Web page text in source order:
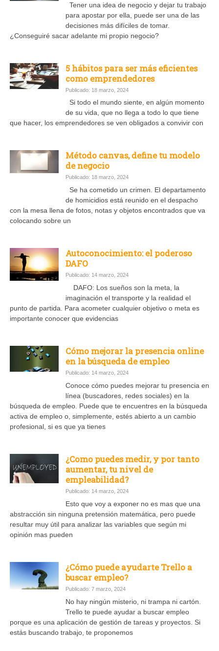
Tener una idea de negocio y dejar tu trabajo
para apostar por ella, puede ser una de las
decisiones más difíciles de tomar.
¿Conseguiré sacar adelante mi propio negocio?
5 hábitos para ser más eficientes
como emprendedores
Publicado: 18 marzo, 2024
Si todo el mundo siente, en algún momento
de su vida, que no llega a todo lo que tiene
que hacer, los emprendedores se ven obligados a convivir con
Método canvas, define tu modelo
de negocio
Publicado: 18 marzo, 2024
Se ha cometido un crimen. El departamento
de homicidios está reunido en el despacho
con la mesa llena de fotos, notas y objetos encontrados que va
colocando sobre un
Autoconocimiento: el poderoso
DAFO
Publicado: 14 marzo, 2024
DAFO: Los sueños son la meta, la
imaginación el transporte y la realidad el
punto de partida. Para acometer cualquier objetivo o meta es
importante conocer que evidencias
Cómo mejorar la presencia online
en la búsqueda de empleo
Publicado: 14 marzo, 2024
Conoce cómo puedes mejorar tu presencia en
línea (buscadores, redes sociales) en la
búsqueda de empleo. Puede que te encuentres en la búsqueda
activa de empleo o, simplemente, estés abierto a un cambio
profesional, si es que ya tienes
¿Como puedes medir, y por tanto
aumentar, tu nivel de
empleabilidad?
Publicado: 14 marzo, 2024
Esto que voy a exponer no es mas que una
abstracción sin ninguna pretensión matemática, pero puede
resultar muy útil para analizar las variables que según mi
opinión mas pueden
¿Cómo puede ayudarte Trello a
buscar empleo?
Publicado: 7 marzo, 2024
No hay ningún misterio, ni trampa ni cartón.
Trello te puede ayudar a buscar empleo
porque es una aplicación de gestión de tareas y proyectos. Si
estás buscando trabajo, te proponemos